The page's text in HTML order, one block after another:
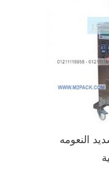
النعومه